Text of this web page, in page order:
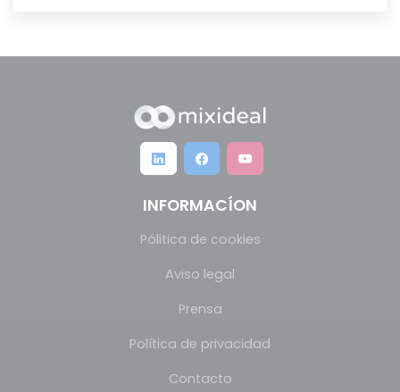
INFORMACÍON
Pólitica de cookies
Aviso legal
Prensa
Política de privacidad
Contacto